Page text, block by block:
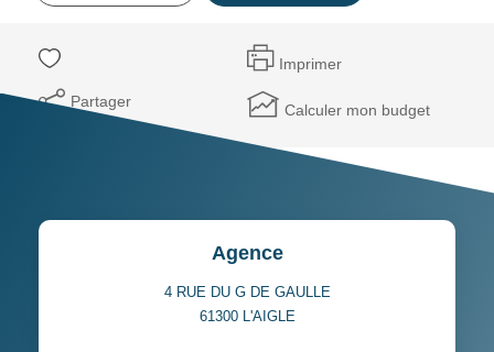
Imprimer
Partager Calculer mon budget
Agence
4 RUE DU G DE GAULLE
61300 L'AIGLE